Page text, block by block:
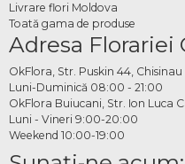
Livrare flori Moldova
Toată gama de produse
Adresa Florariei
OkFlora, Str. Puskin 44, Chisinau
Luni-Duminică 08:00 - 21:00
OkFlora Buiucani, Str. Ion Luca
Luni - Vineri 9:00-20:00
Weekend 10:00-19:00